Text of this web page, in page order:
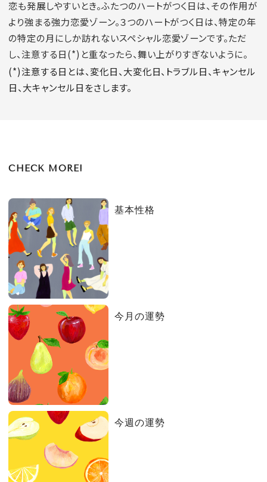
恋も発展しやすいとき。ふたつのハートがつく日は、その作用が
より強まる強力恋愛ゾーン。３つのハートがつく日は、特定の年
の特定の月にしか訪れないスペシャル恋愛ゾーンです。ただ
し、注意する日(*)と重なったら、舞い上がりすぎないように。
(*)注意する日とは、変化日、大変化日、トラブル日、キャンセル
日、大キャンセル日をさします。
CHECK MORE!
基本性格
今月の運勢
今週の運勢